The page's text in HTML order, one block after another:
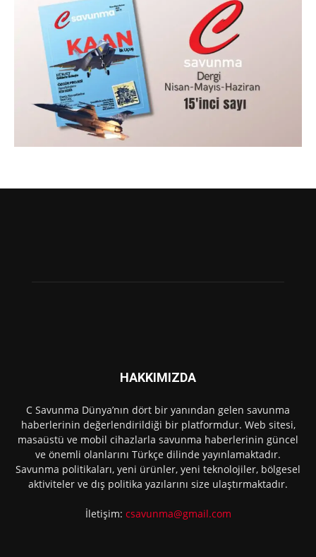
HAKKIMIZDA
C Savunma Dünya’nın dört bir yanından gelen savunma
haberlerinin değerlendirildiği bir platformdur. Web sitesi,
masaüstü ve mobil cihazlarla savunma haberlerinin güncel
ve önemli olanlarını Türkçe dilinde yayınlamaktadır.
Savunma politikaları, yeni ürünler, yeni teknolojiler, bölgesel
aktiviteler ve dış politika yazılarını size ulaştırmaktadır.
İletişim: csavunma@gmail.com